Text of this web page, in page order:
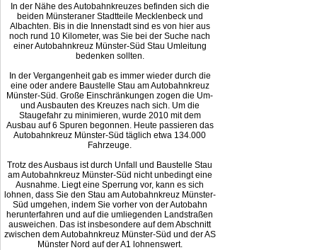
In der Nähe des Autobahnkreuzes befinden sich die
beiden Münsteraner Stadtteile Mecklenbeck und
Albachten. Bis in die Innenstadt sind es von hier aus
noch rund 10 Kilometer, was Sie bei der Suche nach
einer Autobahnkreuz Münster-Süd Stau Umleitung
bedenken sollten.
In der Vergangenheit gab es immer wieder durch die
eine oder andere Baustelle Stau am Autobahnkreuz
Münster-Süd. Große Einschränkungen zogen die Um-
und Ausbauten des Kreuzes nach sich. Um die
Staugefahr zu minimieren, wurde 2010 mit dem
Ausbau auf 6 Spuren begonnen. Heute passieren das
Autobahnkreuz Münster-Süd täglich etwa 134.000
Fahrzeuge.
Trotz des Ausbaus ist durch Unfall und Baustelle Stau
am Autobahnkreuz Münster-Süd nicht unbedingt eine
Ausnahme. Liegt eine Sperrung vor, kann es sich
lohnen, dass Sie den Stau am Autobahnkreuz Münster-
Süd umgehen, indem Sie vorher von der Autobahn
herunterfahren und auf die umliegenden Landstraßen
ausweichen. Das ist insbesondere auf dem Abschnitt
zwischen dem Autobahnkreuz Münster-Süd und der AS
Münster Nord auf der A1 lohnenswert.